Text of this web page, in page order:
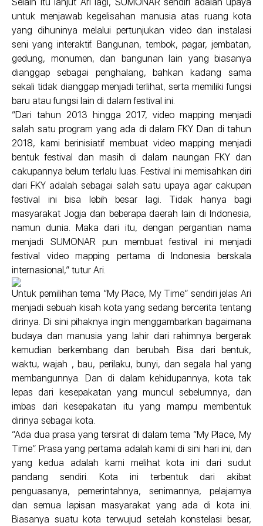
untuk menjawab kegelisahan manusia atas ruang kota
yang dihuninya melalui pertunjukan video dan instalasi
seni yang interaktif. Bangunan, tembok, pagar, jembatan,
gedung, monumen, dan bangunan lain yang biasanya
dianggap sebagai penghalang, bahkan kadang sama
sekali tidak dianggap menjadi terlihat, serta memiliki fungsi
baru atau fungsi lain di dalam festival ini.
“Dari tahun 2013 hingga 2017, video mapping menjadi
salah satu program yang ada di dalam FKY. Dan di tahun
2018, kami berinisiatif membuat video mapping menjadi
bentuk festival dan masih di dalam naungan FKY dan
cakupannya belum terlalu luas. Festival ini memisahkan diri
dari FKY adalah sebagai salah satu upaya agar cakupan
festival ini bisa lebih besar lagi. Tidak hanya bagi
masyarakat Jogja dan beberapa daerah lain di Indonesia,
namun dunia. Maka dari itu, dengan pergantian nama
menjadi SUMONAR pun membuat festival ini menjadi
festival video mapping pertama di Indonesia berskala
internasional,” tutur Ari.
Untuk pemilihan tema “My Place, My Time” sendiri jelas Ari
menjadi sebuah kisah kota yang sedang bercerita tentang
dirinya. Di sini pihaknya ingin menggambarkan bagaimana
budaya dan manusia yang lahir dari rahimnya bergerak
kemudian berkembang dan berubah. Bisa dari bentuk,
waktu, wajah , bau, perilaku, bunyi, dan segala hal yang
membangunnya. Dan di dalam kehidupannya, kota tak
lepas dari kesepakatan yang muncul sebelumnya, dan
imbas dari kesepakatan itu yang mampu membentuk
dirinya sebagai kota.
“Ada dua prasa yang tersirat di dalam tema “My Place, My
Time”. Prasa yang pertama adalah kami di sini hari ini, dan
yang kedua adalah kami melihat kota ini dari sudut
pandang sendiri. Kota ini terbentuk dari akibat
penguasanya, pemerintahnya, senimannya, pelajarnya
dan semua lapisan masyarakat yang ada di kota ini.
Biasanya suatu kota terwujud setelah konstelasi besar,